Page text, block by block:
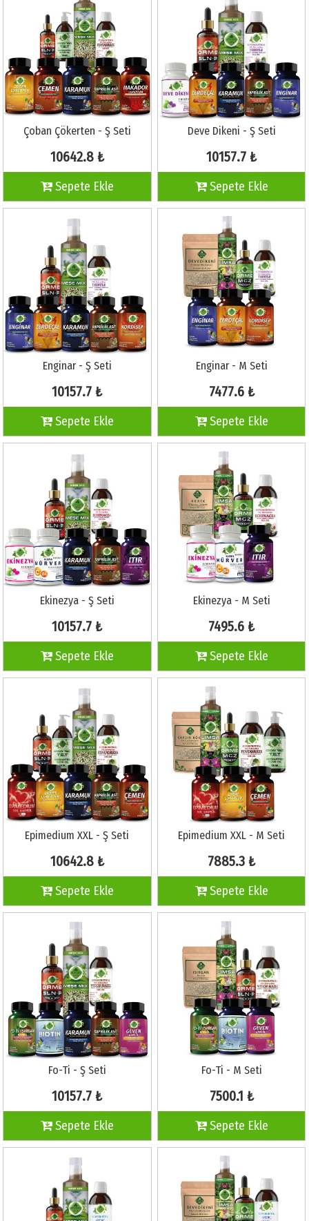
Çoban Çökerten - Ş Seti
10642.8 ₺
Sepete Ekle
Deve Dikeni - Ş Seti
10157.7 ₺
Sepete Ekle
Enginar - Ş Seti
10157.7 ₺
Sepete Ekle
Enginar - M Seti
7477.6 ₺
Sepete Ekle
Ekinezya - Ş Seti
10157.7 ₺
Sepete Ekle
Ekinezya - M Seti
7495.6 ₺
Sepete Ekle
Epimedium XXL - Ş Seti
10642.8 ₺
Sepete Ekle
Epimedium XXL - M Seti
7885.3 ₺
Sepete Ekle
Fo-Ti - Ş Seti
10157.7 ₺
Sepete Ekle
Fo-Ti - M Seti
7500.1 ₺
Sepete Ekle